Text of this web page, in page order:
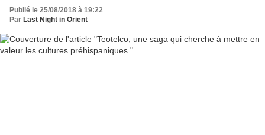
Publié le 25/08/2018 à 19:22
Par Last Night in Orient